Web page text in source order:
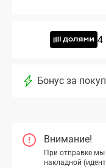
4
Бонус за
Внимание!
При отправке
накладной